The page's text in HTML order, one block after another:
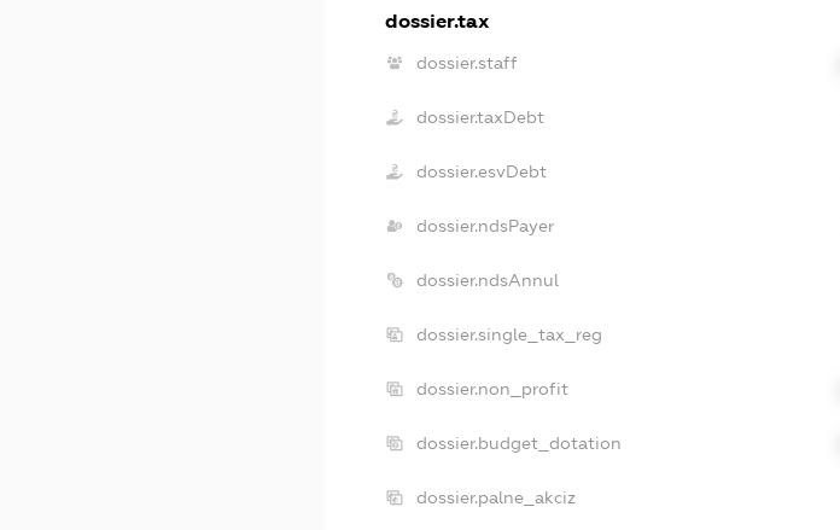
dossier.tax
dossier.staff
dossier.taxDebt
dossier.esvDebt
dossier.ndsPayer
dossier.ndsAnnul
dossier.single_tax_reg
dossier.non_profit
dossier.budget_dotation
dossier.palne_akciz